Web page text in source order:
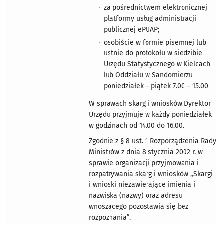
za pośrednictwem elektronicznej
platformy usług administracji
publicznej ePUAP;
osobiście w formie pisemnej lub
ustnie do protokołu w siedzibie
Urzędu Statystycznego w Kielcach
lub Oddziału w Sandomierzu
poniedziałek – piątek 7.00 – 15.00
W sprawach skarg i wniosków Dyrektor
Urzędu przyjmuje w każdy poniedziałek
w godzinach od 14.00 do 16.00.
Zgodnie z § 8 ust. 1 Rozporządzenia Rady
Ministrów z dnia 8 stycznia 2002 r. w
sprawie organizacji przyjmowania i
rozpatrywania skarg i wniosków „Skargi
i wnioski niezawierające imienia i
nazwiska (nazwy) oraz adresu
wnoszącego pozostawia się bez
rozpoznania”.